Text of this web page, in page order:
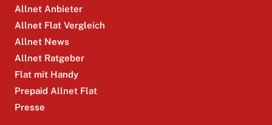
Allnet Anbieter
Allnet Flat Vergleich
Allnet News
Allnet Ratgeber
Flat mit Handy
Prepaid Allnet Flat
Presse